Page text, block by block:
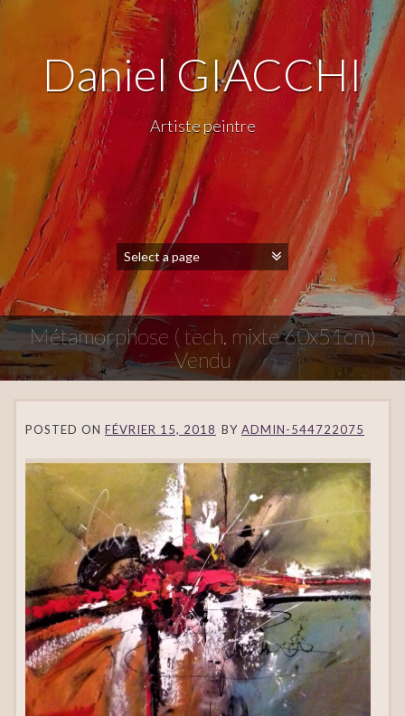
Daniel GIACCHI
Artiste peintre
Métamorphose ( tech. mixte 60x51cm)
Vendu
POSTED ON FÉVRIER 15, 2018 BY ADMIN-544722075